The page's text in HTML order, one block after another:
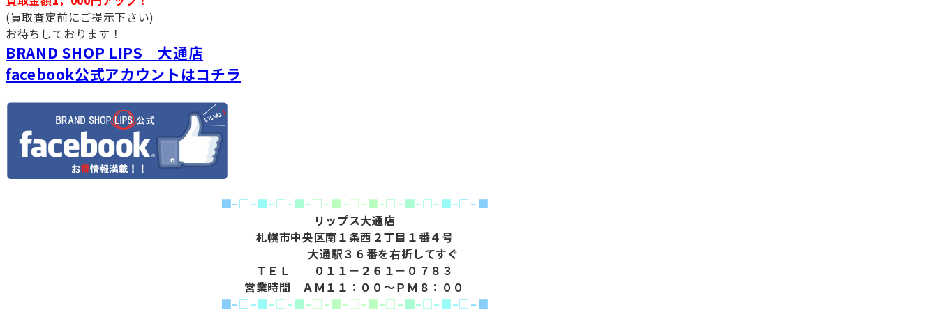
(買取査定前にご提示下さい)
お待ちしております！
BRAND SHOP LIPS 大通店
facebook公式アカウントはコチラ
■–□–■–□–■–□–■–□–■–□–■–□–■–□–■
リップス大通店
札幌市中央区南１条西２丁目１番４号
大通駅３６番を右折してすぐ
ＴＥＬ ０１１－２６１－０７８３
営業時間 ＡＭ１１：００～ＰＭ８：００
■–□–■–□–■–□–■–□–■–□–■–□–■–□–■